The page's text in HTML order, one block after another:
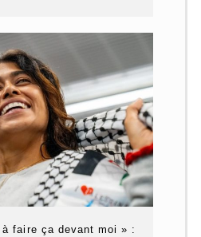
faire ça devant moi » :